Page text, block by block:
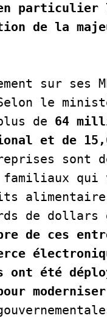
de la
sur ses
le
de 64
et de
sont
qui
de dollars
de ces
ont été